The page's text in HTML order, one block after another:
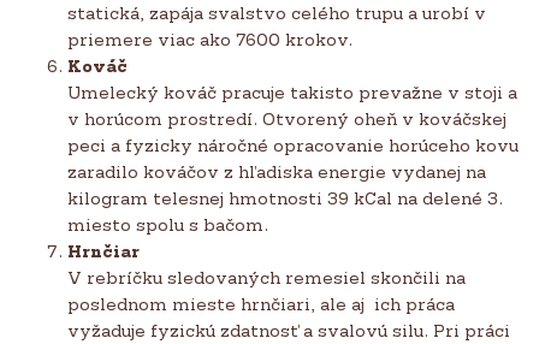
statická, zapája svalstvo celého trupu a urobí v
priemere viac ako 7600 krokov.
Kováč
Umelecký kováč pracuje takisto prevažne v stoji a
v horúcom prostredí. Otvorený oheň v kováčskej
peci a fyzicky náročné opracovanie horúceho kovu
zaradilo kováčov z hľadiska energie vydanej na
kilogram telesnej hmotnosti 39 kCal na delené 3.
miesto spolu s bačom.
Hrnčiar
V rebríčku sledovaných remesiel skončili na
poslednom mieste hrnčiari, ale aj ich práca
vyžaduje fyzickú zdatnosť a svalovú silu. Pri práci